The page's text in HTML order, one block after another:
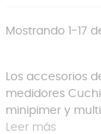
Mostrando 1-17
Los accesorios
medidores
minipimer y
Leer más